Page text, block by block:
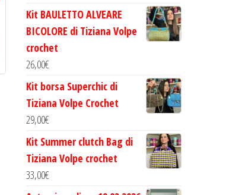
Kit BAULETTO ALVEARE
BICOLORE di Tiziana Volpe
crochet
26,00€
Kit borsa Superchic di
Tiziana Volpe Crochet
29,00€
Kit Summer clutch Bag di
Tiziana Volpe crochet
33,00€